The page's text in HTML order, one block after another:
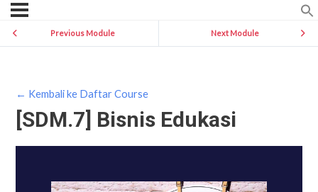
Previous Module Next Module
← Kembali ke Daftar Course
[SDM.7] Bisnis Edukasi